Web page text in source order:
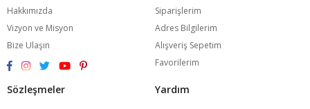
Hakkımızda
Vizyon ve Misyon
Bize Ulaşın
Siparişlerim
Adres Bilgilerim
Alışveriş Sepetim
Favorilerim
Sözleşmeler Yardım